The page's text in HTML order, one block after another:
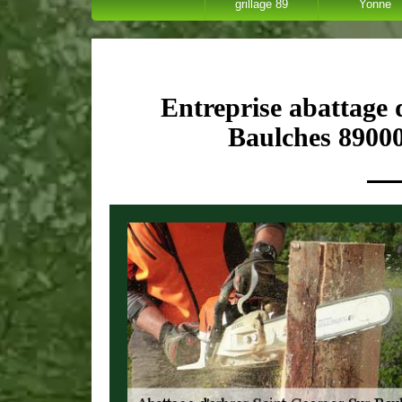
grillage 89 Yonne
Entreprise abattage
Baulches